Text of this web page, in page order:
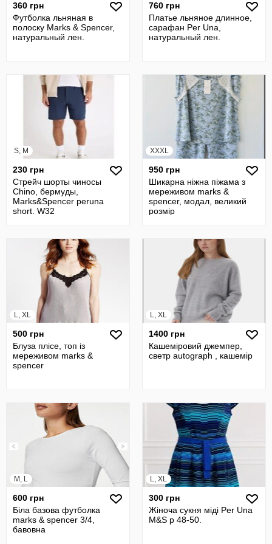
360 грн
Футболка льняная в
полоску Marks & Spencer,
натуральный лен.
760 грн
Платье льняное длинное,
сарафан Per Una,
натуральный лен.
S, M
230 грн
Стрейч шорты чиносы
Chino, бермуды,
Marks&Spencer peruna
short. W32
XXXL
950 грн
Шикарна ніжна піжама з
мереживом marks &
spencer, модал, великий
розмір
L, XL
500 грн
Блуза плісе, топ із
мереживом marks &
spencer
L, XL
1400 грн
Кашеміровий джемпер,
светр autograph , кашемір
M, L
600 грн
Біла базова футболка
marks & spencer 3/4,
бавовна
L, XL
300 грн
Жіноча сукня міді Per Una
M&S р 48-50.